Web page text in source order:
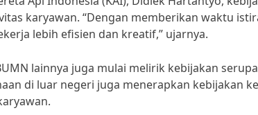
karyawan. “Dengan memberikan waktu
lebih efisien dan kreatif,” ujarnya.
lainnya juga mulai melirik kebijakan
di luar negeri juga menerapkan kebijakan